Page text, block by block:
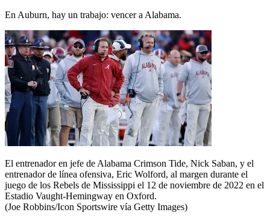
En Auburn, hay un trabajo: vencer a Alabama.
El entrenador en jefe de Alabama Crimson Tide, Nick Saban, y el
entrenador de línea ofensiva, Eric Wolford, al margen durante el
juego de los Rebels de Mississippi el 12 de noviembre de 2022 en el
Estadio Vaught-Hemingway en Oxford.
(Joe Robbins/Icon Sportswire vía Getty Images)